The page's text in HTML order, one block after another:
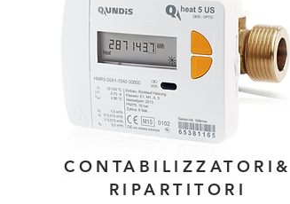
CONTABILIZZATORI&
RIPARTITORI